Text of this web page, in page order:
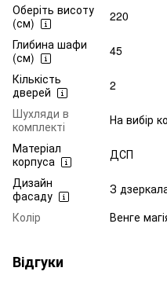
Оберіть висоту
(см)
220
Глибина шафи
(см)
45
Кількість
дверей
2
Шухляди в
комплекті
На вибір
Матеріал
корпуса
ДСП
Дизайн
фасаду
З
Колір
Венге
Відгуки